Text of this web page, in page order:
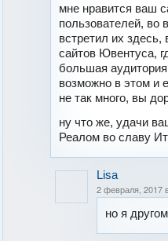
мне нравится ваш
пользователей, во
встретил их здесь,
сайтов Ювентуса,
большая
возможно в этом и
не так много, вы
ну что же, удачи
Реалом во славу
Lisa
2 февраля, 2017
но я